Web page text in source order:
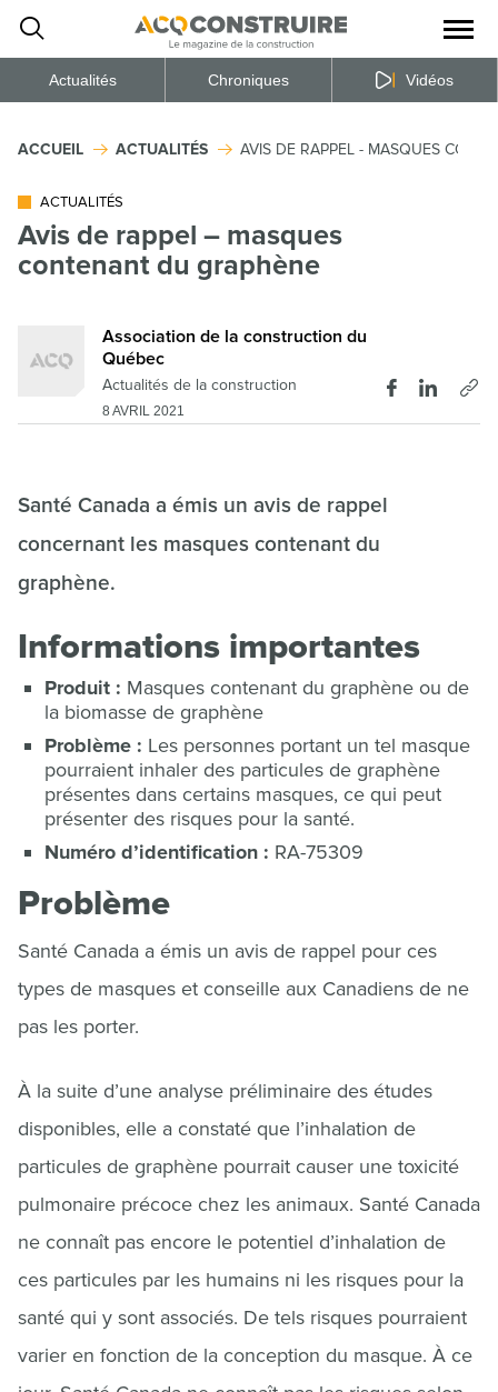
la
du
Actualités Chroniques Vidéos
ACCUEIL ACTUALITÉS AVIS DE RAPPEL - MASQUES
ACTUALITÉS
Avis de rappel – masques
contenant du graphène
Association de la construction du
Québec
Actualités de la construction
8 AVRIL 2021
Santé Canada a émis un avis de rappel
concernant les masques contenant du
graphène.
Informations importantes
Produit : Masques contenant du graphène ou de
la biomasse de graphène
Problème : Les personnes portant un tel masque
pourraient inhaler des particules de graphène
présentes dans certains masques, ce qui peut
présenter des risques pour la santé.
Numéro d’identification : RA-75309
Problème
Santé Canada a émis un avis de rappel pour ces
types de masques et conseille aux Canadiens de ne
pas les porter.
À la suite d’une analyse préliminaire des études
disponibles, elle a constaté que l’inhalation de
particules de graphène pourrait causer une toxicité
pulmonaire précoce chez les animaux. Santé Canada
ne connaît pas encore le potentiel d’inhalation de
ces particules par les humains ni les risques pour la
santé qui y sont associés. De tels risques pourraient
varier en fonction de la conception du masque. À ce